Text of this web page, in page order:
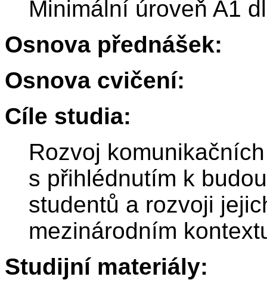
Minimální úroveň A1
Osnova přednášek:
Osnova cvičení:
Cíle studia:
Rozvoj
s přihlédnutím k
studentů a rozvoji
mezinárodním
Studijní materiály: